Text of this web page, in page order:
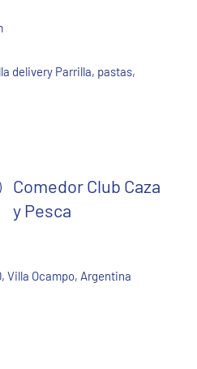
delivery Parrilla, pastas,
Comedor Club Caza
y Pesca
Villa Ocampo, Argentina